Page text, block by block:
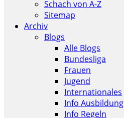
Schach von A-Z
Sitemap
Archiv
Blogs
Alle Blogs
Bundesliga
Frauen
Jugend
Internationales
Info Ausbildung
Info Regeln